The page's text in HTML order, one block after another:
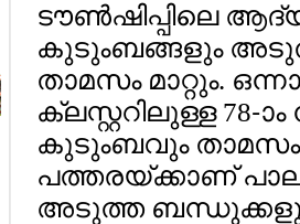
ടൗണ്‍ഷിപ്പിലെ
കുടുംബങ്ങളും
താമസം മാറ്റും.
ക്ലസ്റ്ററിലുള്ള 78-
കുടുംബവും താമസം
പത്തരയ്ക്കാണ്
അടുത്ത